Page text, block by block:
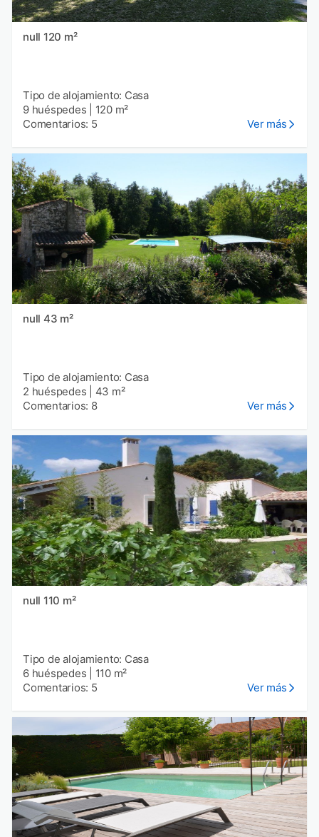
null 120 m²
Tipo de alojamiento: Casa
9 huéspedes
120 m²
Comentarios: 5
Ver más
null 43 m²
Tipo de alojamiento: Casa
2 huéspedes
43 m²
Comentarios: 8
Ver más
null 110 m²
Tipo de alojamiento: Casa
6 huéspedes
110 m²
Comentarios: 5
Ver más